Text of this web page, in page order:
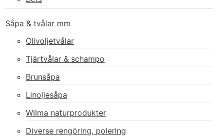
Såpa & tvålar mm
Olivoljetvålar
Tjärtvålar & schampo
Brunsåpa
Linoljesåpa
Wilma naturprodukter
Diverse rengöring, polering